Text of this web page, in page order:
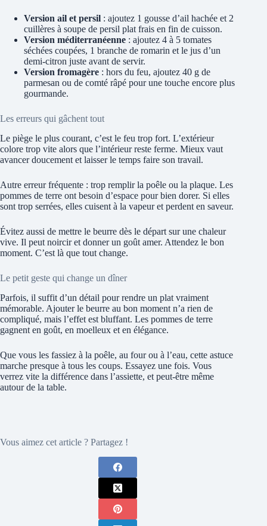
Version ail et persil : ajoutez 1 gousse d’ail hachée et 2
cuillères à soupe de persil plat frais en fin de cuisson.
Version méditerranéenne : ajoutez 4 à 5 tomates
séchées coupées, 1 branche de romarin et le jus d’un
demi-citron juste avant de servir.
Version fromagère : hors du feu, ajoutez 40 g de
parmesan ou de comté râpé pour une touche encore plus
gourmande.
Les erreurs qui gâchent tout
Le piège le plus courant, c’est le feu trop fort. L’extérieur
colore trop vite alors que l’intérieur reste ferme. Mieux vaut
avancer doucement et laisser le temps faire son travail.
Autre erreur fréquente : trop remplir la poêle ou la plaque. Les
pommes de terre ont besoin d’espace pour bien dorer. Si elles
sont trop serrées, elles cuisent à la vapeur et perdent en saveur.
Évitez aussi de mettre le beurre dès le départ sur une chaleur
vive. Il peut noircir et donner un goût amer. Attendez le bon
moment. C’est là que tout change.
Le petit geste qui change un dîner
Parfois, il suffit d’un détail pour rendre un plat vraiment
mémorable. Ajouter le beurre au bon moment n’a rien de
compliqué, mais l’effet est bluffant. Les pommes de terre
gagnent en goût, en moelleux et en élégance.
Que vous les fassiez à la poêle, au four ou à l’eau, cette astuce
marche presque à tous les coups. Essayez une fois. Vous
verrez vite la différence dans l’assiette, et peut-être même
autour de la table.
Vous aimez cet article ? Partagez !